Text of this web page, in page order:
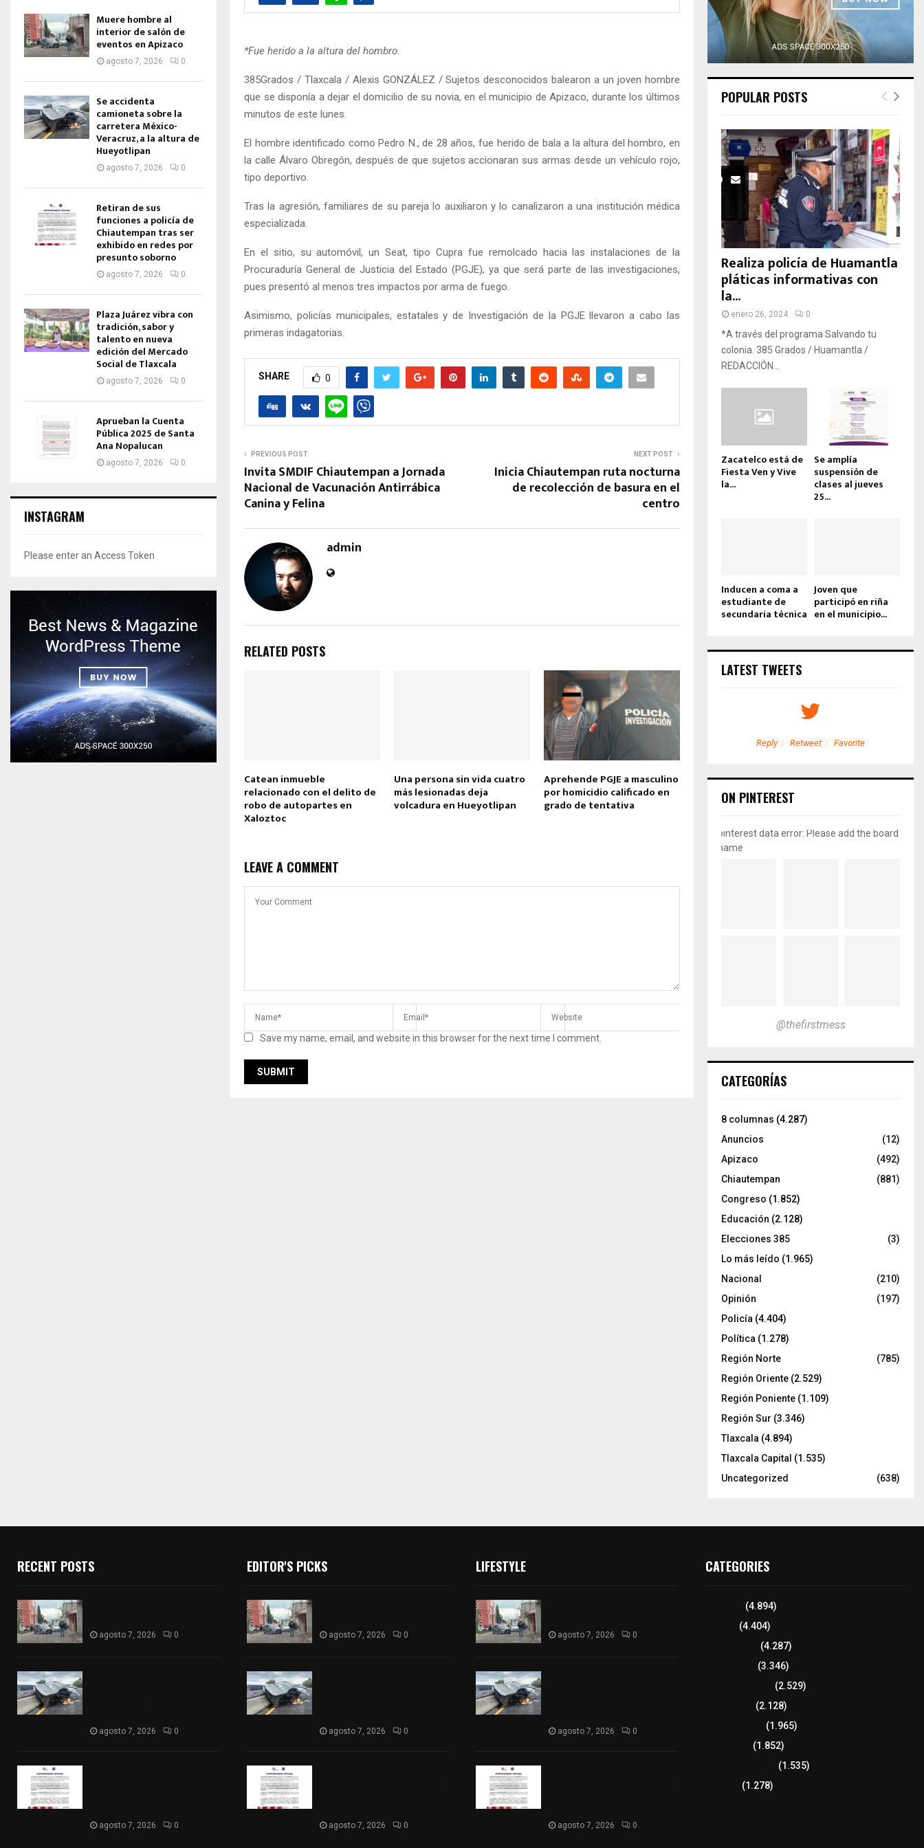
*Fue herido a la altura del hombro.
385Grados / Tlaxcala / Alexis GONZÁLEZ / Sujetos desconocidos balearon a un joven hombre
que se disponía a dejar el domicilio de su novia, en el municipio de Apizaco, durante los últimos
minutos de este lunes.
El hombre identificado como Pedro N., de 28 años, fue herido de bala a la altura del hombro, en
la calle Álvaro Obregón, después de que sujetos accionaran sus armas desde un vehículo rojo,
tipo deportivo.
Tras la agresión, familiares de su pareja lo auxiliaron y lo canalizaron a una institución médica
especializada.
En el sitio, su automóvil, un Seat, tipo Cupra fue remolcado hacia las instalaciones de la
Procuraduría General de Justicia del Estado (PGJE), ya que será parte de las investigaciones,
pues presentó al menos tres impactos por arma de fuego.
Asimismo, policías municipales, estatales y de Investigación de la PGJE llevaron a cabo las
primeras indagatorias.
SHARE 0
PREVIOUS POST
Invita SMDIF Chiautempan a Jornada
Nacional de Vacunación Antirrábica
Canina y Felina
NEXT POST
Inicia Chiautempan ruta nocturna
de recolección de basura en el
centro
admin
RELATED POSTS
Catean inmueble
relacionado con el delito de
robo de autopartes en
Xaloztoc
Una persona sin vida cuatro
más lesionadas deja
volcadura en Hueyotlipan
Aprehende PGJE a masculino
por homicidio calificado en
grado de tentativa
LEAVE A COMMENT
Save my name, email, and website in this browser for the next time I comment.
Muere hombre al
interior de salón de
eventos en Apizaco
agosto 7, 2026 0
Se accidenta
camioneta sobre la
carretera México-
Veracruz, a la altura de
Hueyotlipan
agosto 7, 2026 0
Retiran de sus
funciones a policía de
Chiautempan tras ser
exhibido en redes por
presunto soborno
agosto 7, 2026 0
Plaza Juárez vibra con
tradición, sabor y
talento en nueva
edición del Mercado
Social de Tlaxcala
agosto 7, 2026 0
Aprueban la Cuenta
Pública 2025 de Santa
Ana Nopalucan
agosto 7, 2026 0
INSTAGRAM
Please enter an Access Token
POPULAR POSTS
Realiza policía de Huamantla
pláticas informativas con
la...
enero 26, 2024 0
*A través del programa Salvando tu
colonia. 385 Grados / Huamantla /
REDACCIÓN...
Zacatelco está de
Fiesta Ven y Vive
la...
Se amplía
suspensión de
clases al jueves
25...
Inducen a coma a
estudiante de
secundaria técnica
Joven que
participó en riña
en el municipio...
LATEST TWEETS
Reply Reply Retweet Favorite
ON PINTEREST
pinterest data error: Please add the board
name
@thefirstmess
CATEGORÍAS
8 columnas (4.287)
Anuncios
(12)
Apizaco
(492)
Chiautempan
(881)
Congreso (1.852)
Educación (2.128)
Elecciones 385
(3)
Lo más leído (1.965)
Nacional
(210)
Opinión
(197)
Policía (4.404)
Política (1.278)
Región Norte
(785)
Región Oriente (2.529)
Región Poniente (1.109)
Región Sur (3.346)
Tlaxcala (4.894)
Tlaxcala Capital (1.535)
Uncategorized
(638)
RECENT POSTS
agosto 7, 2026 0
agosto 7, 2026 0
agosto 7, 2026 0
EDITOR'S PICKS
agosto 7, 2026 0
agosto 7, 2026 0
agosto 7, 2026 0
LIFESTYLE
agosto 7, 2026 0
agosto 7, 2026 0
agosto 7, 2026 0
CATEGORIES
(4.894)
(4.404)
(4.287)
(3.346)
(2.529)
(2.128)
(1.965)
(1.852)
(1.535)
(1.278)